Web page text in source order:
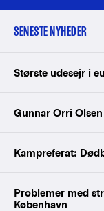
SENESTE NYHEDER
Største udesejr i
Gunnar Orri
Kampreferat:
Problemer med
København